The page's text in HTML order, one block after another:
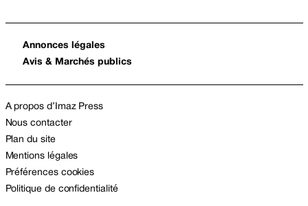
Annonces légales
Avis & Marchés publics
A propos d’Imaz Press
Nous contacter
Plan du site
Mentions légales
Préférences cookies
Politique de confidentialité